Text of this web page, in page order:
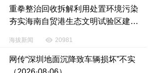
夜市完成战略性迁址升级后，于202
新启幕，项目总投资超3000万元，
重拳整治回收拆解利用处置环境污染
夯实海南自贸港生态文明试验区建设
海拔新闻 20981
网传“深圳地面沉降致车辆损坏”不实